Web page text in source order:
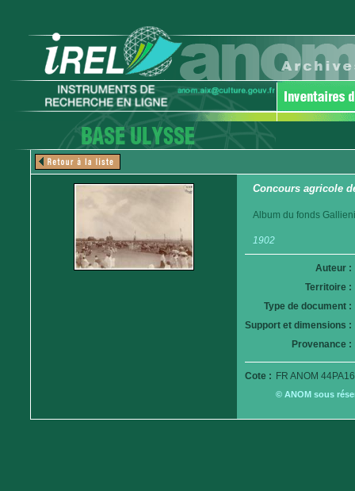
Concours agricole
Album du fonds
1902
Auteur :
Territoire :
Type de document :
Support et dimensions :
Provenance :
Cote : FR ANOM
© ANOM sous